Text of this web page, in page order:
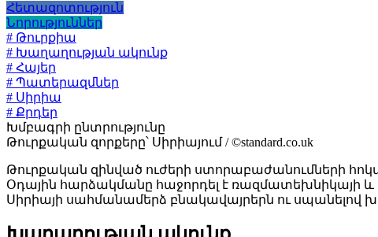
Հետազոտություն
Նորություններ
# Թուրքիա
# Խաղաղության ակունք
# Հայեր
# Պատերազմներ
# Սիրիա
# Քրդեր
Խմբագրի ընտրությունը
Թուրքական զորքերը՝ Սիրիայում / ©standard.co.uk
Թուրքական զինված ուժերի ստորաբաժանումների
Օդային հարձակմանը հաջորդել է ռազմատեխնիկայի և
Սիրիայի սահմանամերձ բնակավայրերն ու սպանելով